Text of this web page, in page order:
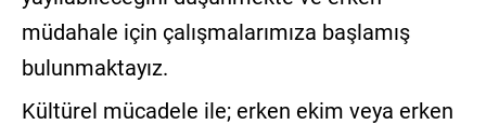
müdahale için çalışmalarımıza başlamış
bulunmaktayız.
Kültürel mücadele ile; erken ekim veya erken